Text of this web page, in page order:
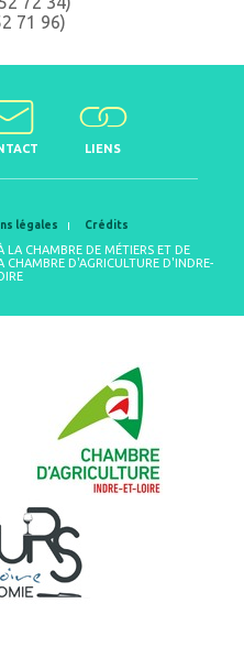
71 96)
LIENS
légales Crédits
LA CHAMBRE DE MÉTIERS ET DE
CHAMBRE D'AGRICULTURE D'INDRE-